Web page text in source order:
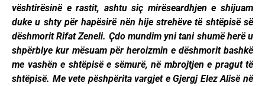
vështirësinë e rastit, ashtu siç mirëseardhjen e shijuam
duke u shty për hapësirë nën hije strehëve të shtëpisë së
dëshmorit Rifat Zeneli. Çdo mundim yni tani shumë herë u
shpërblye kur mësuam për heroizmin e dëshmorit bashkë
me vashën e shtëpisë e sëmurë, në mbrojtjen e pragut të
shtëpisë. Me vete pëshpërita vargjet e Gjergj Elez Alisë në